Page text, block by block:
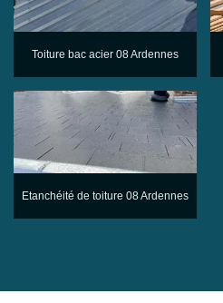
Toiture bac acier 08 Ardennes
Etanchéité de toiture 08 Ardennes